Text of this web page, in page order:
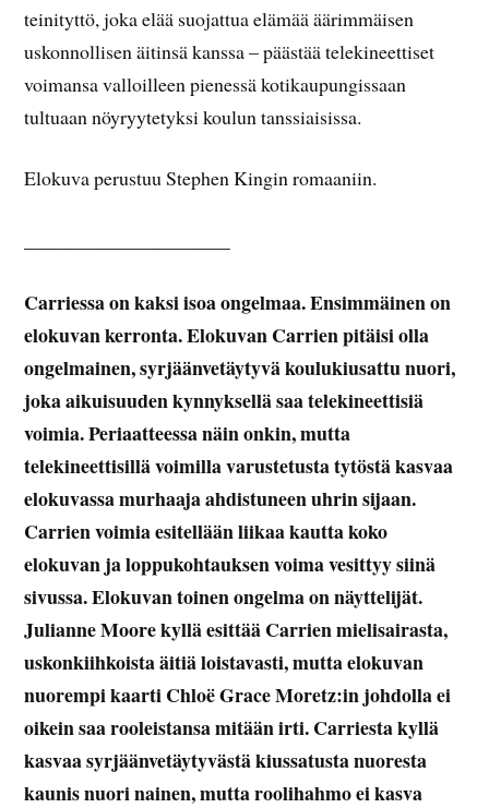
teinityttö, joka elää suojattua elämää äärimmäisen
uskonnollisen äitinsä kanssa – päästää telekineettiset
voimansa valloilleen pienessä kotikaupungissaan
tultuaan nöyryytetyksi koulun tanssiaisissa.
Elokuva perustuu Stephen Kingin romaaniin.
Carriessa on kaksi isoa ongelmaa. Ensimmäinen on
elokuvan kerronta. Elokuvan Carrien pitäisi olla
ongelmainen, syrjäänvetäytyvä koulukiusattu nuori,
joka aikuisuuden kynnyksellä saa telekineettisiä
voimia. Periaatteessa näin onkin, mutta
telekineettisillä voimilla varustetusta tytöstä kasvaa
elokuvassa murhaaja ahdistuneen uhrin sijaan.
Carrien voimia esitellään liikaa kautta koko
elokuvan ja loppukohtauksen voima vesittyy siinä
sivussa. Elokuvan toinen ongelma on näyttelijät.
Julianne Moore kyllä esittää Carrien mielisairasta,
uskonkiihkoista äitiä loistavasti, mutta elokuvan
nuorempi kaartiChloë Grace Moretz:in johdolla ei
oikein saa rooleistansa mitään irti. Carriesta kyllä
kasvaa syrjäänvetäytyvästä kiussatusta nuoresta
kaunis nuori nainen, mutta roolihahmo ei kasva